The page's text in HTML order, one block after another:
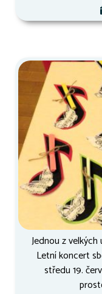
Jednou z
Letní koncert
středu 19.